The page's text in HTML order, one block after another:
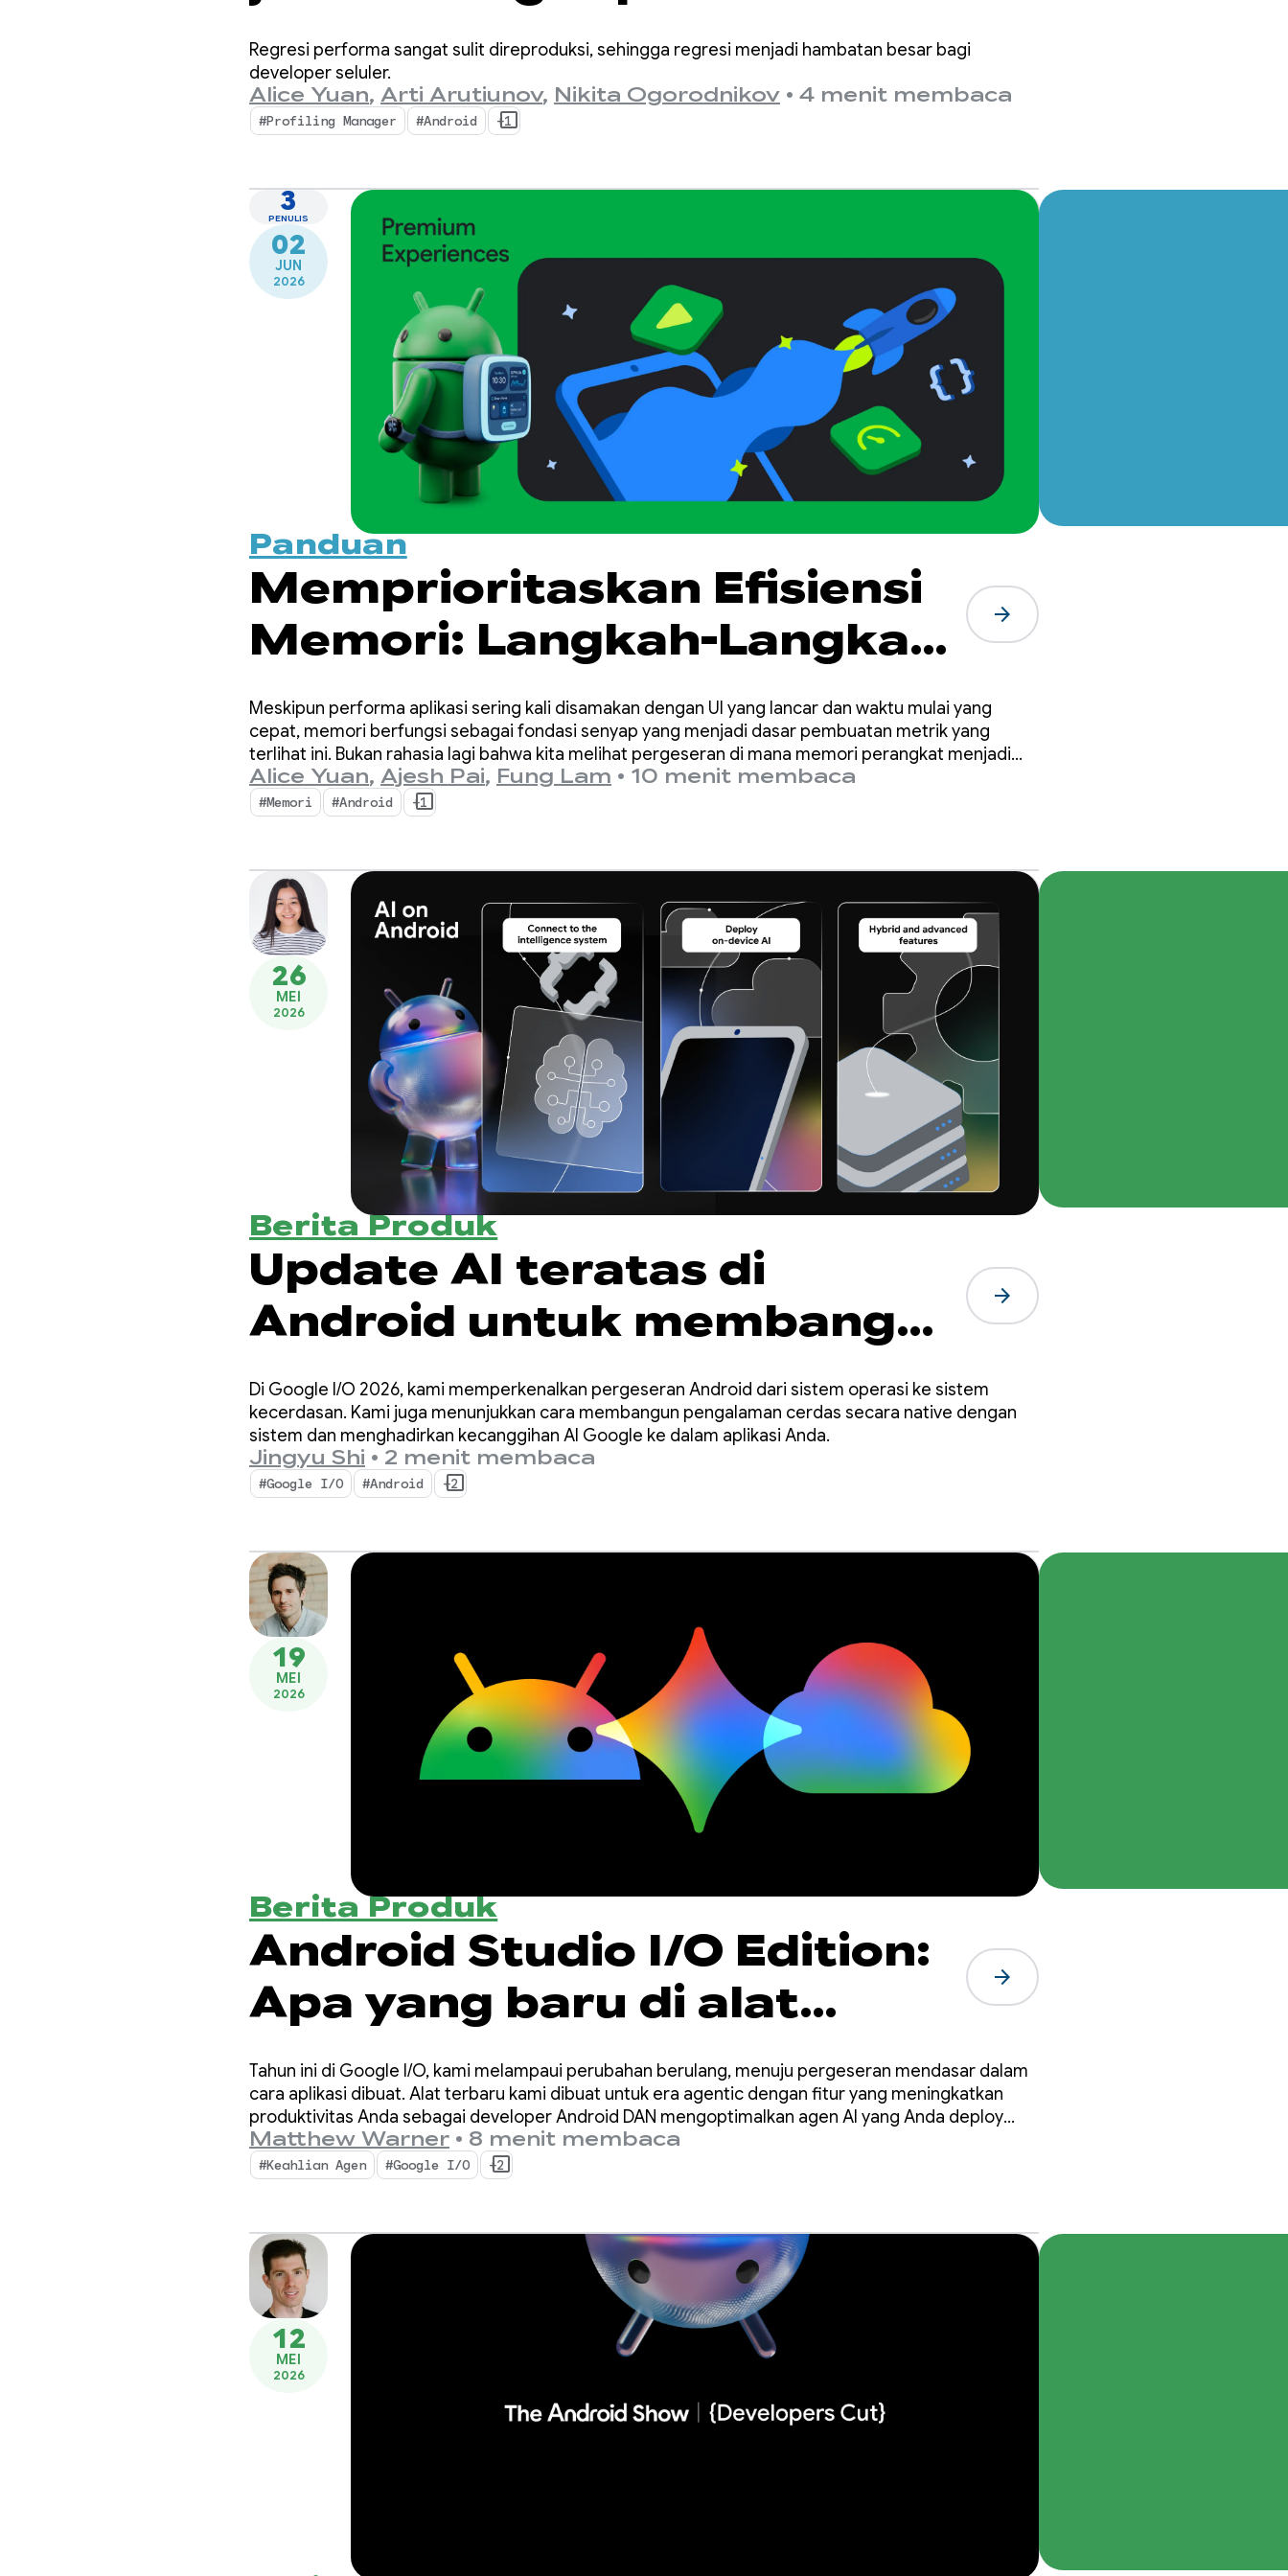
mendalam dengan
ProfilingManager
Regresi performa sangat sulit direproduksi, sehingga regresi menjadi hambatan besar bagi
developer seluler.
Alice Yuan, Arti Arutiunov, Nikita Ogorodnikov • 4 menit membaca
#Profiling Manager #Android +1
3
PENULIS
02
JUN
2026
Panduan
Memprioritaskan Efisiensi
Memori: Langkah-Langkah
Penting untuk Android 17
arrow_forward
Meskipun performa aplikasi sering kali disamakan dengan UI yang lancar dan waktu mulai yang
cepat, memori berfungsi sebagai fondasi senyap yang menjadi dasar pembuatan metrik yang
terlihat ini. Bukan rahasia lagi bahwa kita melihat pergeseran di mana memori perangkat menjadi
lebih penting dari sebelumnya.
Alice Yuan, Ajesh Pai, Fung Lam • 10 menit membaca
#Memori #Android +1
26
MEI
2026
Berita Produk
Update AI teratas di
Android untuk membangun
pengalaman cerdas dari
Google I/O ‘26
arrow_forward
Di Google I/O 2026, kami memperkenalkan pergeseran Android dari sistem operasi ke sistem
kecerdasan. Kami juga menunjukkan cara membangun pengalaman cerdas secara native dengan
sistem dan menghadirkan kecanggihan AI Google ke dalam aplikasi Anda.
Jingyu Shi • 2 menit membaca
#Google I/O #Android +2
19
MEI
2026
Berita Produk
Android Studio I/O Edition:
Apa yang baru di alat
Developer Android
arrow_forward
Tahun ini di Google I/O, kami melampaui perubahan berulang, menuju pergeseran mendasar dalam
cara aplikasi dibuat. Alat terbaru kami dibuat untuk era agentic dengan fitur yang meningkatkan
produktivitas Anda sebagai developer Android DAN mengoptimalkan agen AI yang Anda deploy
dalam codebase.
Matthew Warner • 8 menit membaca
#Keahlian Agen #Google I/O +2
12
MEI
2026